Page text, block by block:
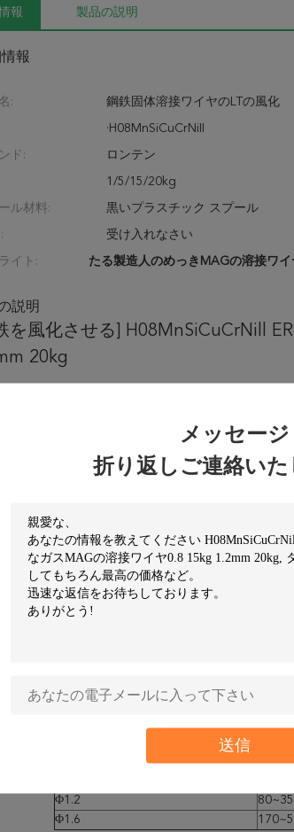
メッセージ
折り返しご連絡いた
送信
報 製品の説明
報
: 鋼鉄固体溶接ワイヤのLTの風化
·H08MnSiCuCrNiII
ド: ロンテン
1/5/15/20kg
ル材料: 黒いプラスチック スプール
受け入れなさい
イト: たる製造人のめっきMAGの溶接ワイ
説明
を風化させる] H08MnSiCuCrNill
20kg
この溶接ワイヤに絶妙な溶接のビードとの優秀な
車、沖合い工学、橋および他の構造のような対応す
保証の価値 ≤0.10
概要の結果
0.057
属の機械特性
Φ1.2
Φ1.6